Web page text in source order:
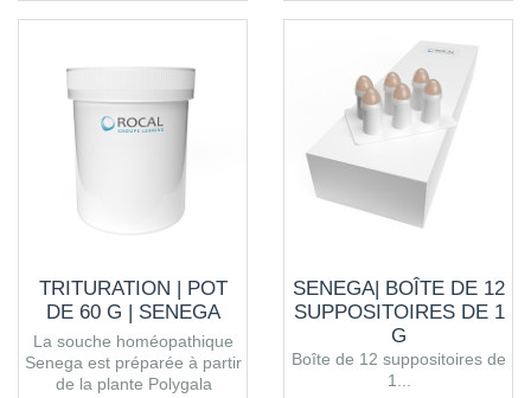
TRITURATION | POT
DE 60 G | SENEGA
La souche homéopathique
Senega est préparée à partir
de la plante Polygala
SENEGA| BOÎTE DE 12
SUPPOSITOIRES DE 1
G
Boîte de 12 suppositoires de
1...